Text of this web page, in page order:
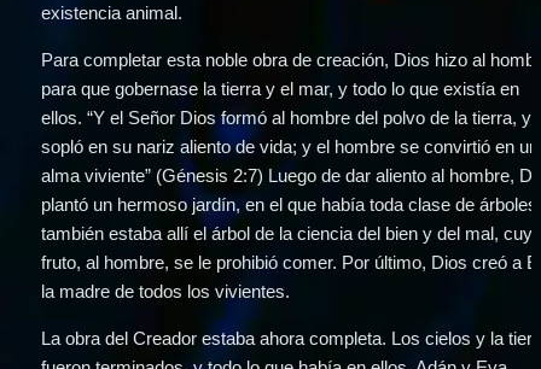
existencia animal.
Para completar esta noble obra de creación, Dios hizo al
para que gobernase la tierra y el mar, y todo lo que existía en
ellos. “Y el Señor Dios formó al hombre del polvo de la tierra, y
sopló en su nariz aliento de vida; y el hombre se convirtió en un
alma viviente” (Génesis 2:7) Luego de dar aliento al hombre,
plantó un hermoso jardín, en el que había toda clase de
también estaba allí el árbol de la ciencia del bien y del mal,
fruto, al hombre, se le prohibió comer. Por último, Dios creó a
la madre de todos los vivientes.
La obra del Creador estaba ahora completa. Los cielos y la